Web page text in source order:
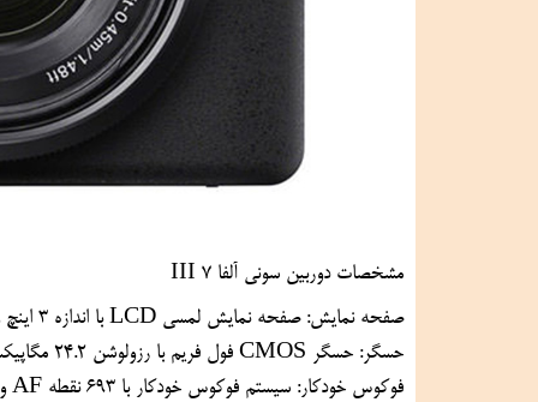
مشخصات دوربین سونی آلفا 7 III
صفحه نمایش: صفحه نمایش لمسی LCD با اندازه 3 اینچ و رزولوشن 922 هزار پیکسل.
حسگر: حسگر CMOS فول فریم با رزولوشن 24.2 مگاپیکسل.
فوکوس خودکار: سیستم فوکوس خودکار با 693 نقطه AF و پوشش 93٪ فریم.